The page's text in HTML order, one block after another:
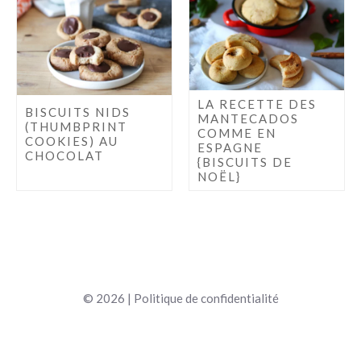
BISCUITS NIDS
(THUMBPRINT
COOKIES) AU
CHOCOLAT
LA RECETTE DES
MANTECADOS
COMME EN
ESPAGNE
{BISCUITS DE
NOËL}
© 2026 | Politique de confidentialité